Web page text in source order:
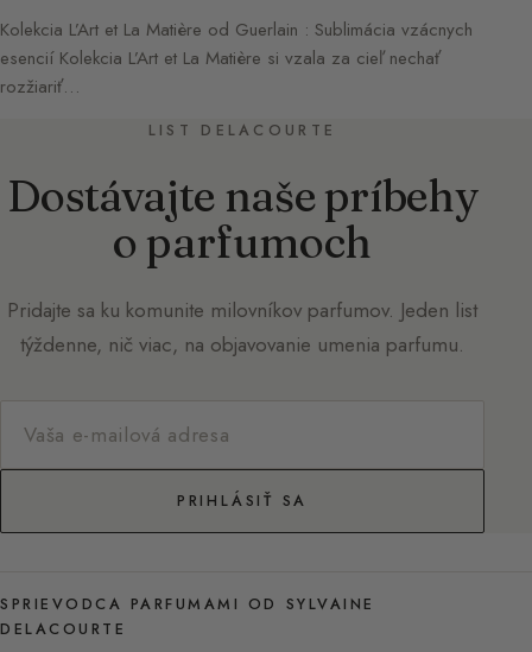
Kolekcia L’Art et La Matière od Guerlain : Sublimácia vzácnych
esencií Kolekcia L’Art et La Matière si vzala za cieľ nechať
rozžiariť…
LIST DELACOURTE
Dostávajte naše príbehy
o parfumoch
Pridajte sa ku komunite milovníkov parfumov. Jeden list
týždenne, nič viac, na objavovanie umenia parfumu.
PRIHLÁSIŤ SA
SPRIEVODCA PARFUMAMI OD SYLVAINE
DELACOURTE